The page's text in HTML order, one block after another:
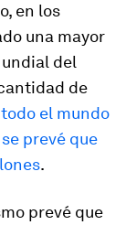
en los
una mayor
del
de
el mundo
prevé que
.
prevé que